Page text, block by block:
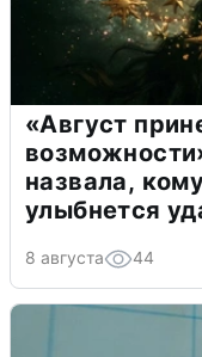
«Август
назвала,
улыбнется
8 августа 44